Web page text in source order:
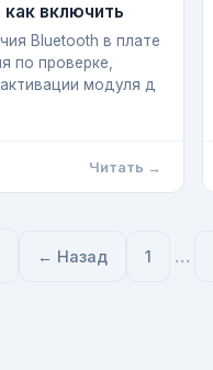
включить
Bluetooth в плате
по проверке,
модуля д
Читать →
← Назад 1 …